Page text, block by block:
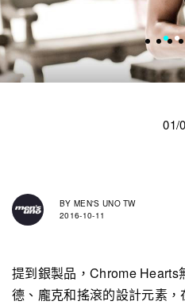
01/
BY MEN'S UNO TW
2016-10-11
提到銀製品，Chrome Hearts
德、龐克和搖滾的設計元素